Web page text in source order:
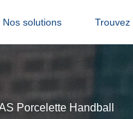
Nos solutions Trouvez
Porcelette Handball